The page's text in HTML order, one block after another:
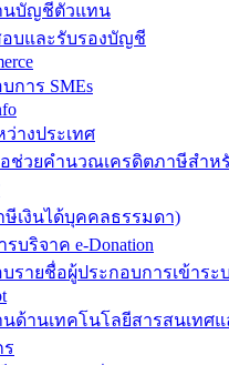
นบัญชีตัวแทน
อบและรับรองบัญชี
การ SMEs
างประเทศ
ช่วยคำนวณเครดิตภาษีสำห
เงินได้บุคคลธรรมดา)
บริจาค e-Donation
รายชื่อผู้ประกอบการเข้าระบ
นด้านเทคโนโลยีสารสนเทศ
ร